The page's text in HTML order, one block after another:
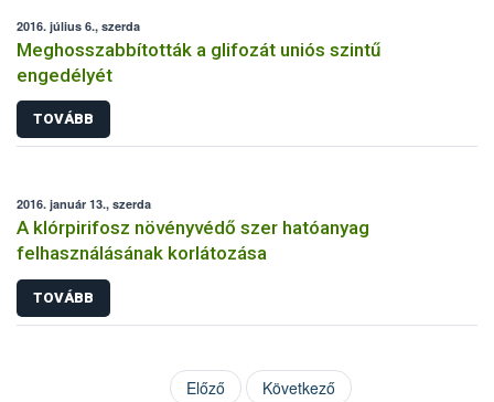
2016. július 6., szerda
Meghosszabbították a glifozát uniós szintű
engedélyét
TOVÁBB
2016. január 13., szerda
A klórpirifosz növényvédő szer hatóanyag
felhasználásának korlátozása
TOVÁBB
Előző Következő